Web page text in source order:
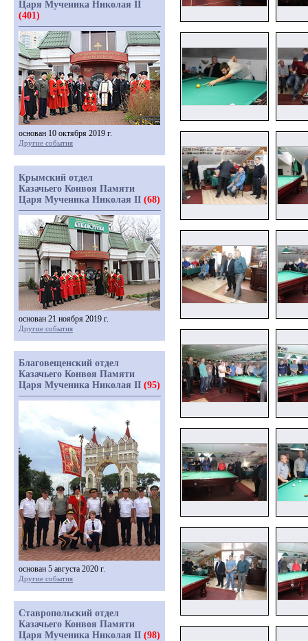
Царя Мученика Николая II
(401)
основан 10 октября 2019 г.
Другие события
Крымский отдел
Казачьего Конвоя Памяти
Царя Мученика Николая II (68)
основан 21 ноября 2019 г.
Другие события
Благовещенский отдел
Казачьего Конвоя Памяти
Царя Мученика Николая II (95)
основан 5 августа 2020 г.
Другие события
Ставропольский отдел
Казачьего Конвоя Памяти
Царя Мученика Николая II (98)